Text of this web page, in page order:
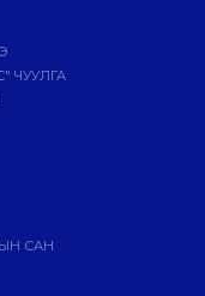
ЧУУЛГА
САН